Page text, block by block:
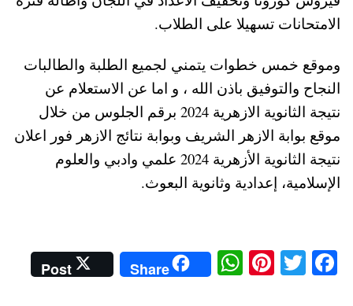
الامتحانات تسهيلا على الطلاب.
وموقع خمس خطوات يتمني لجميع الطلبة والطالبات
النجاح والتوفيق باذن الله ، و اما عن الاستعلام عن
نتيجة الثانوية الازهرية 2024 برقم الجلوس من خلال
موقع بوابة الازهر الشريف وبوابة نتائج الازهر فور اعلان
نتيجة الثانوية الأزهرية 2024 علمي وادبي والعلوم
الإسلامية، إعدادية وثانوية البعوث.
Fa
T
Pi
W
ha
Share
Post